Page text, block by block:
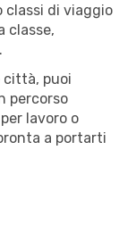
classi di viaggio
classe,
città, puoi
percorso
lavoro o
a portarti